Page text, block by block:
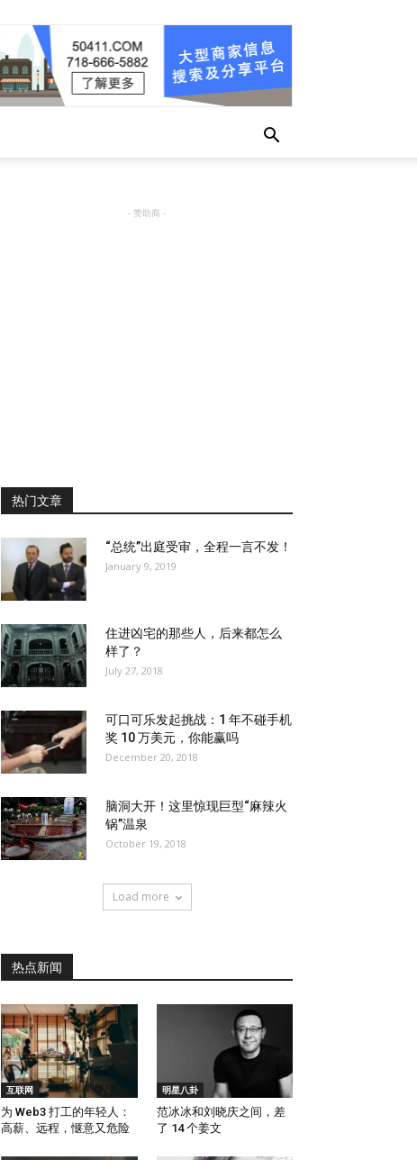
- 赞助商 -
热门文章
“总统”出庭受审，全程一言不发！
January 9, 2019
住进凶宅的那些人，后来都怎么
样了？
July 27, 2018
可口可乐发起挑战：1 年不碰手机
奖 10 万美元，你能赢吗
December 20, 2018
脑洞大开！这里惊现巨型“麻辣火
锅”温泉
October 19, 2018
Load more
热点新闻
互联网
为 Web3 打工的年轻人：
高薪、远程，惬意又危险
明星八卦
范冰冰和刘晓庆之间，差
了 14 个姜文